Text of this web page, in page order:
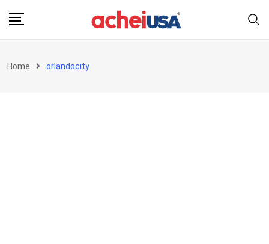
Home orlandocity